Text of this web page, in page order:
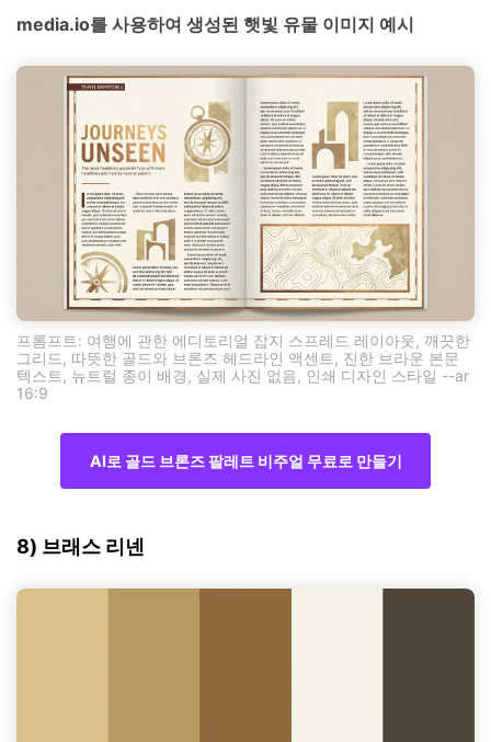
media.io를 사용하여 생성된 햇빛 유물 이미지 예시
프롬프트: 여행에 관한 에디토리얼 잡지 스프레드 레이아웃, 깨끗한
그리드, 따뜻한 골드와 브론즈 헤드라인 액센트, 진한 브라운 본문
텍스트, 뉴트럴 종이 배경, 실제 사진 없음, 인쇄 디자인 스타일 --ar
16:9
AI로 골드 브론즈 팔레트 비주얼 무료로 만들기
8) 브래스 리넨